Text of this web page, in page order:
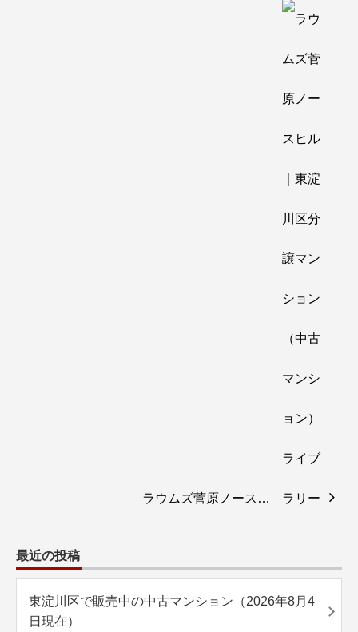
ラウムズ菅原ノース…
最近の投稿
東淀川区で販売中の中古マンション（2026年8月4
日現在）